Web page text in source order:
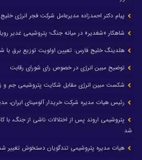
پیام دکتر احمدزاده مدیرعامل شرکت فجر انرژی
شاهکار «شغدیر» در میانه جنگ؛ پتروشیمی غدیر
هلدینگ خلیج فارس: تعیین اولویت توزیع برق
توضیح مبین انرژی در خصوص رای شورای رقابت
شکست مبین انرژی مقابل شکایت پتروشیمی جم و
رئیس هیات مدیره شرکت خریدار آلومینای ایران،
شد
هیات مدیره پتروشیمی تندگویان دستخوش تغییر